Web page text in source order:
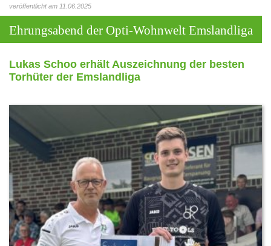
veröffentlicht am 11.06.2025
Ehrungsabend der Opti-Wohnwelt Emslandliga
Lukas Schoo erhält Auszeichnung der besten
Torhüter der Emslandliga